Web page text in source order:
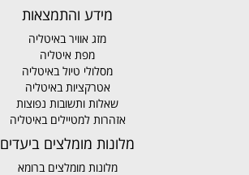
מידע והתמצאות
מזג אוויר באיטליה
מפת איטליה
מסלולי טיול באיטליה
אטרקציות באיטליה
שאלות ותשובות נפוצות
אזהרות למטיילים באיטליה
מלונות מומלצים ביעדים
מלונות מומלצים ברומא